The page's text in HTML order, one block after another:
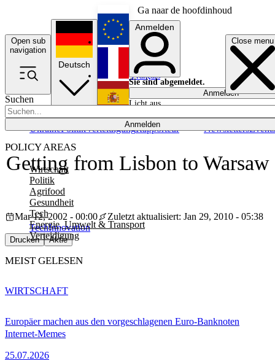
Ga naar de hoofdinhoud
Open sub
navigation
Close menu
Suchen
Anmelden
POLICY AREAS
Wirtschaft
Politik
Agrifood
Gesundheit
Tech
Energie, Umwelt & Transport
Verteidigung
UkrainePolitikVerteidigungRapporteur NewslettersEvents
Deutsch
English
Français
Anmelden
Sie sind abgemeldet.
Anmelden
Licht aus
Getting from Lisbon to Warsaw
Mar 12, 2002 - 00:00
Zuletzt aktualisiert: Jan 29, 2010 - 05:38
TechInnovation
Drucken Aktie
MEIST GELESEN
Europäer machen aus den vorgeschlagenen Euro-Banknoten
Internet-Memes
25.07.2026
WIRTSCHAFT